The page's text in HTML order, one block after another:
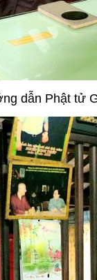
dẫn Phật tử